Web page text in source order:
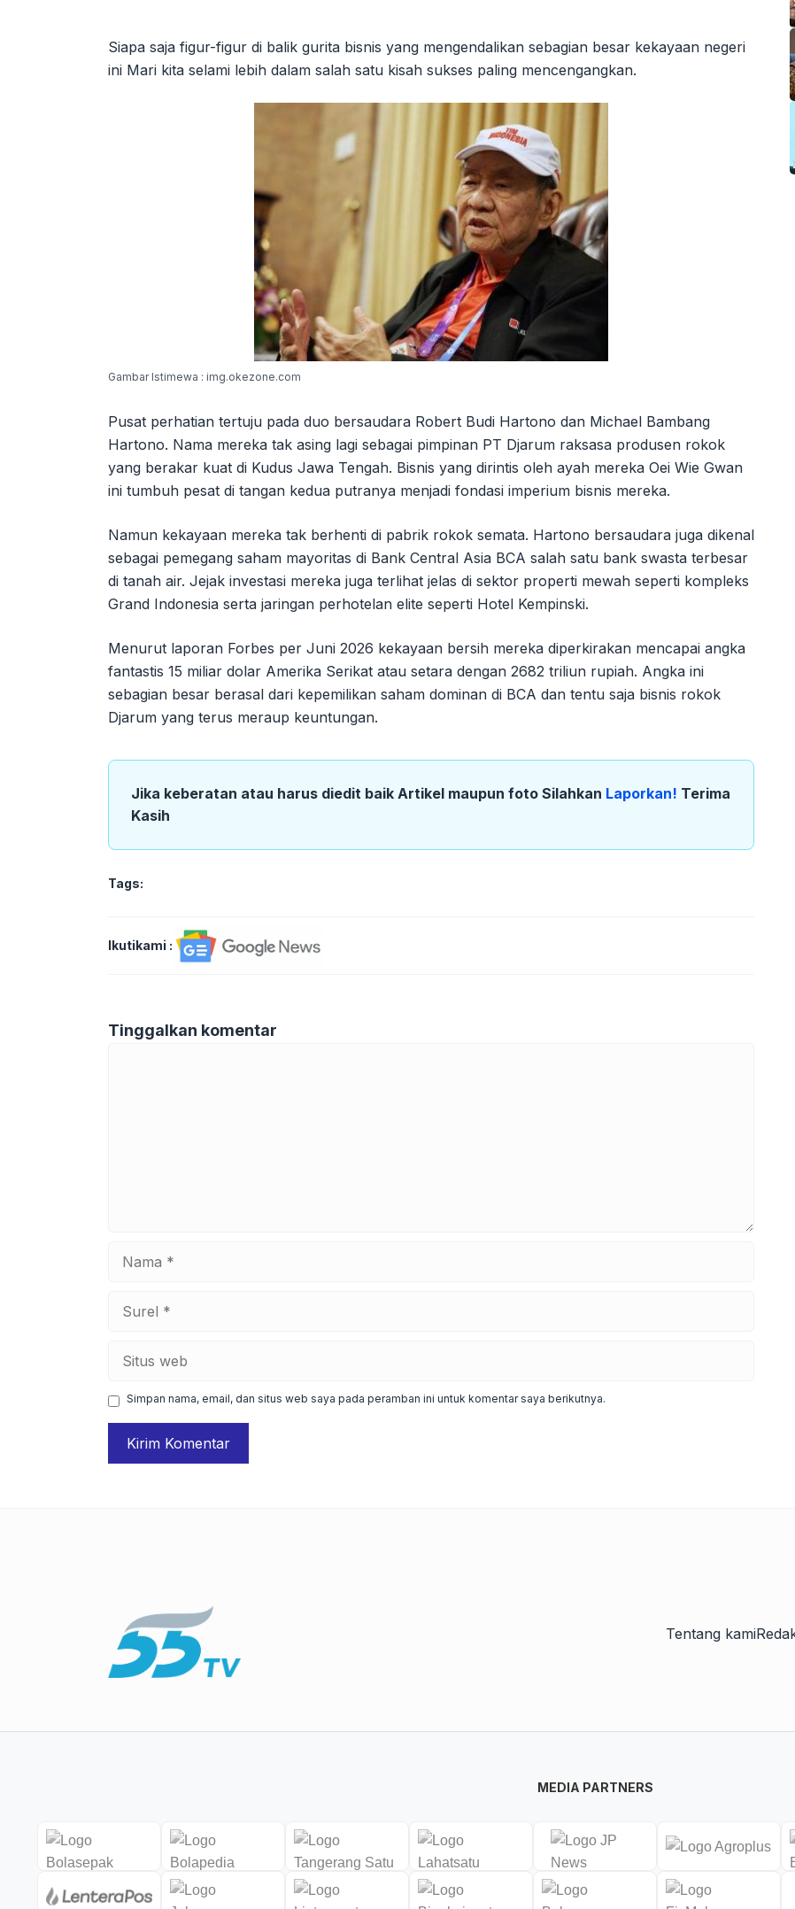
Siapa saja figur-figur di balik gurita bisnis yang mengendalikan sebagian besar kekayaan negeri
ini Mari kita selami lebih dalam salah satu kisah sukses paling mencengangkan.
Gambar Istimewa : img.okezone.com
Pusat perhatian tertuju pada duo bersaudara Robert Budi Hartono dan Michael Bambang
Hartono. Nama mereka tak asing lagi sebagai pimpinan PT Djarum raksasa produsen rokok
yang berakar kuat di Kudus Jawa Tengah. Bisnis yang dirintis oleh ayah mereka Oei Wie Gwan
ini tumbuh pesat di tangan kedua putranya menjadi fondasi imperium bisnis mereka.
Namun kekayaan mereka tak berhenti di pabrik rokok semata. Hartono bersaudara juga dikenal
sebagai pemegang saham mayoritas di Bank Central Asia BCA salah satu bank swasta terbesar
di tanah air. Jejak investasi mereka juga terlihat jelas di sektor properti mewah seperti kompleks
Grand Indonesia serta jaringan perhotelan elite seperti Hotel Kempinski.
Menurut laporan Forbes per Juni 2026 kekayaan bersih mereka diperkirakan mencapai angka
fantastis 15 miliar dolar Amerika Serikat atau setara dengan 2682 triliun rupiah. Angka ini
sebagian besar berasal dari kepemilikan saham dominan di BCA dan tentu saja bisnis rokok
Djarum yang terus meraup keuntungan.
Jika keberatan atau harus diedit baik Artikel maupun foto Silahkan Laporkan! Terima
Kasih
Tags:
Ikutikami :
Tinggalkan komentar
Simpan nama, email, dan situs web saya pada peramban ini untuk komentar saya berikutnya.
Tentang kami
MEDIA PARTNERS